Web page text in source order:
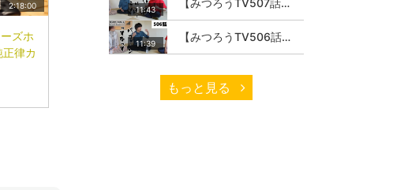
2:18:00
ズホ
律カ
11:43 【みつろうTV507話】さとうみつろう『サトレル男塾』編③「快楽は“自分のカラダの内側”にしかない」
11:39 【みつろうTV506話】さとうみつろう『サトレル男塾』編②「不思議な棒をお尻に…」
もっと見る